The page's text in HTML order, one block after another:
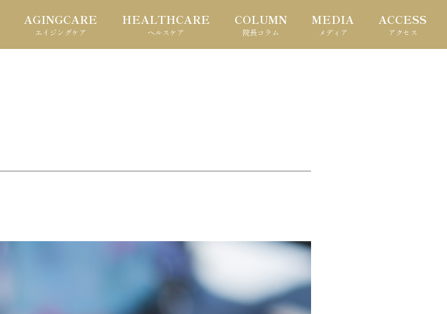
AGINGCARE
エイジングケア
HEALTHCARE
ヘルスケア
COLUMN
院長コラム
MEDIA
メディア
ACCESS
アクセス